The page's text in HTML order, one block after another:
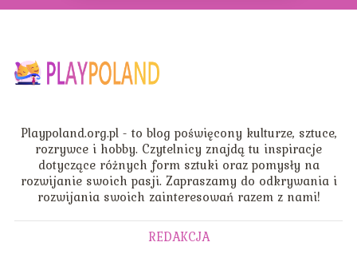
Playpoland.org.pl - to blog poświęcony kulturze, sztuce,
rozrywce i hobby. Czytelnicy znajdą tu inspiracje
dotyczące różnych form sztuki oraz pomysły na
rozwijanie swoich pasji. Zapraszamy do odkrywania i
rozwijania swoich zainteresowań razem z nami!
REDAKCJA